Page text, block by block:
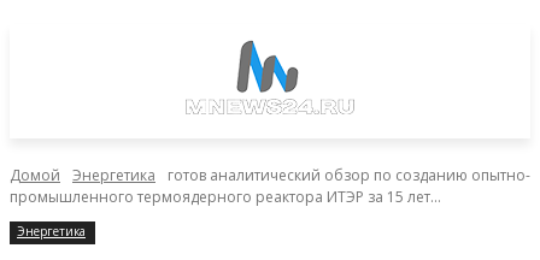
Домой Энергетика
готов аналитический обзор по созданию опытно-
промышленного термоядерного реактора ИТЭР за 15 лет...
Энергетика